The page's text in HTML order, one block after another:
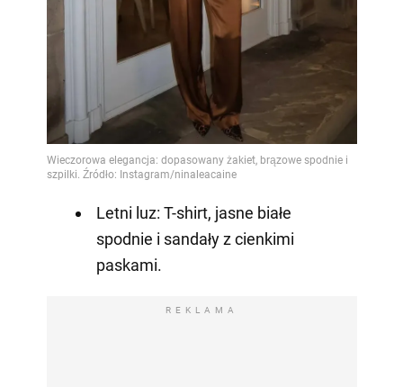
Letni luz: T-shirt, jasne białe
spodnie i sandały z cienkimi
paskami.
REKLAMA